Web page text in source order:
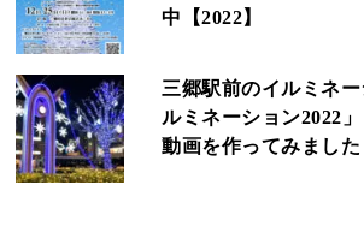
中【2022】
三郷駅前のイルミネ
ルミネーション2022
動画を作ってみました